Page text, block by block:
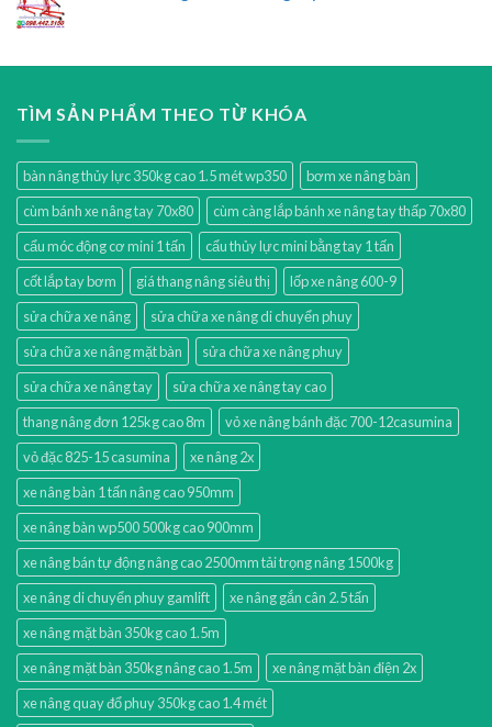
TÌM SẢN PHẨM THEO TỪ KHÓA
bàn nâng thủy lực 350kg cao 1.5 mét wp350
bơm xe nâng bàn
cùm bánh xe nâng tay 70x80
cùm càng lắp bánh xe nâng tay thấp 70x80
cẩu móc động cơ mini 1 tấn
cẩu thủy lực mini bằng tay 1 tấn
cốt lắp tay bơm
giá thang nâng siêu thị
lốp xe nâng 600-9
sửa chữa xe nâng
sửa chữa xe nâng di chuyển phuy
sửa chữa xe nâng mặt bàn
sửa chữa xe nâng phuy
sửa chữa xe nâng tay
sửa chữa xe nâng tay cao
thang nâng đơn 125kg cao 8m
vỏ xe nâng bánh đặc 700-12casumina
vỏ đặc 825-15 casumina
xe nâng 2x
xe nâng bàn 1 tấn nâng cao 950mm
xe nâng bàn wp500 500kg cao 900mm
xe nâng bán tự động nâng cao 2500mm tải trọng nâng 1500kg
xe nâng di chuyển phuy gamlift
xe nâng gắn cân 2.5 tấn
xe nâng mặt bàn 350kg cao 1.5m
xe nâng mặt bàn 350kg nâng cao 1.5m
xe nâng mặt bàn điện 2x
xe nâng quay đổ phuy 350kg cao 1.4 mét